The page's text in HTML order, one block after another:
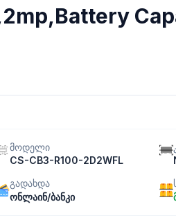
მოდელი
CS-CB3-R100-2D2WFL
გადახდა
ონლაინ/ბანკი